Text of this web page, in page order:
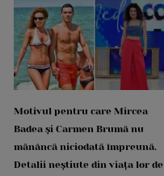
Motivul pentru care Mircea
Badea și Carmen Brumă nu
mănâncă niciodată împreună.
Detalii neștiute din viața lor de